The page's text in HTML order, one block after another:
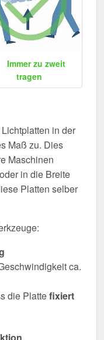
Immer zu zweit
tragen
in der
Maß zu. Dies
Maschinen
in die Breite
Platten selber
ca.
die Plattefixiert